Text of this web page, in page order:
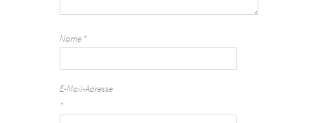
Name *
E-Mail-Adresse
*